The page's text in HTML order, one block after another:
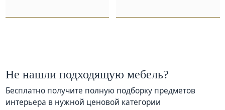
Не нашли подходящую мебель?
Бесплатно получите полную подборку предметов
интерьера в нужной ценовой категории